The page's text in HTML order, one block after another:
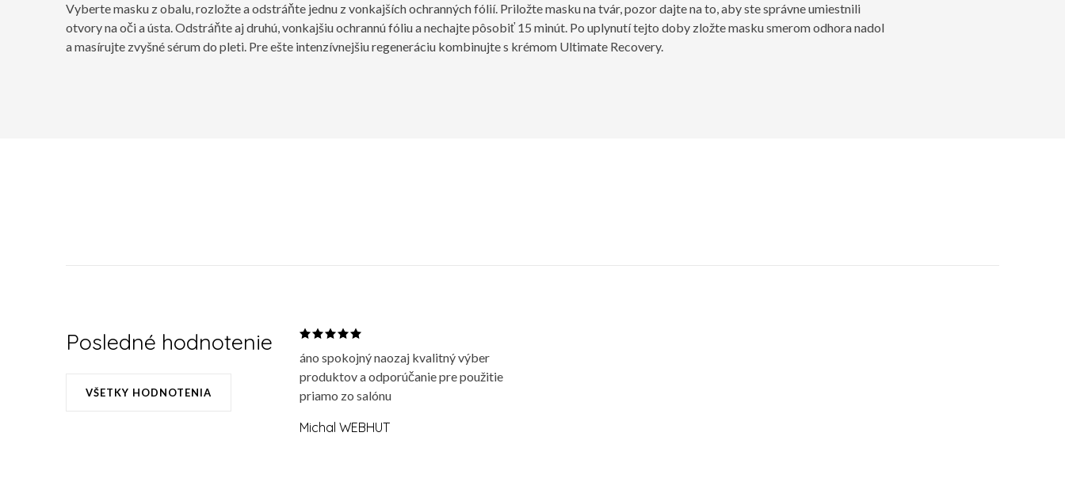
Vyberte masku z obalu, rozložte a odstráňte jednu z vonkajších ochranných fólií. Priložte masku na tvár, pozor dajte na to, aby ste správne umiestnili
otvory na oči a ústa. Odstráňte aj druhú, vonkajšiu ochrannú fóliu a nechajte pôsobiť 15 minút. Po uplynutí tejto doby zložte masku smerom odhora nadol
a masírujte zvyšné sérum do pleti. Pre ešte intenzívnejšiu regeneráciu kombinujte s krémom Ultimate Recovery.
Posledné hodnotenie
VŠETKY HODNOTENIA
áno spokojný naozaj kvalitný výber
produktov a odporúčanie pre použitie
priamo zo salónu
Michal WEBHUT